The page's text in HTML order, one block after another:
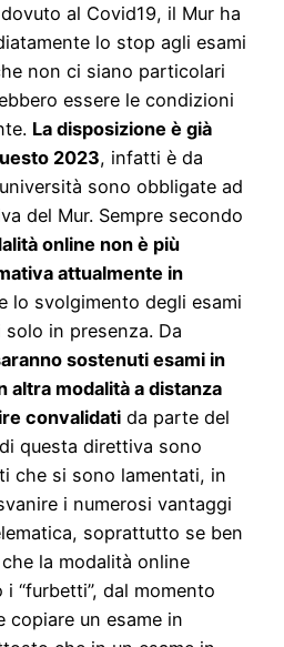
al Covid19, il Mur ha
lo stop agli esami
non ci siano particolari
essere le condizioni
La disposizione è già
2023, infatti è da
sono obbligate ad
del Mur. Sempre secondo
online non è più
attualmente in
lo svolgimento degli esami
in presenza. Da
sostenuti esami in
altra modalità a distanza
convalidati da parte del
questa direttiva sono
che si sono lamentati, in
i numerosi vantaggi
soprattutto se ben
la modalità online
“furbetti”, dal momento
copiare un esame in